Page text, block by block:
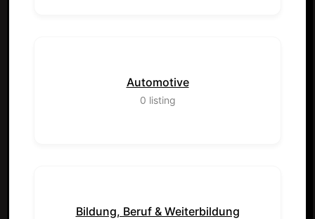
Automotive
0 listing
Bildung, Beruf & Weiterbildung